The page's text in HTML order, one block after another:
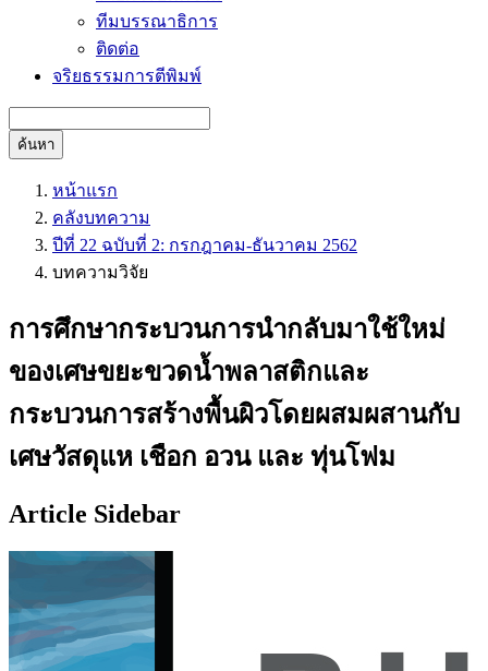
ทีมบรรณาธิการ
ติดต่อ
จริยธรรมการตีพิมพ์
ค้นหา
หน้าแรก
คลังบทความ
ปีที่ 22 ฉบับที่ 2: กรกฎาคม-ธันวาคม 2562
บทความวิจัย
การศึกษากระบวนการนำกลับมาใช้ใหม่
ของเศษขยะขวดน้ำพลาสติกและ
กระบวนการสร้างพื้นผิวโดยผสมผสานกับ
เศษวัสดุแห เชือก อวน และ ทุ่นโฟม
Article Sidebar